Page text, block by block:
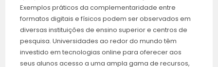
Exemplos práticos da complementaridade entre
formatos digitais e físicos podem ser observados em
diversas instituições de ensino superior e centros de
pesquisa. Universidades ao redor do mundo têm
investido em tecnologias online para oferecer aos
seus alunos acesso a uma ampla gama de recursos,